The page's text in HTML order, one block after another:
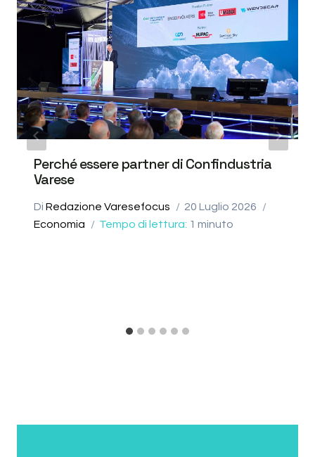
Perché essere partner di Confindustria
Varese
Di Redazione Varesefocus
20 Luglio 2026
Economia
Tempo di lettura: 1 minuto